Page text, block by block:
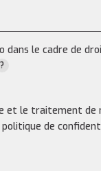
dans le cadre de
et le traitement de
de